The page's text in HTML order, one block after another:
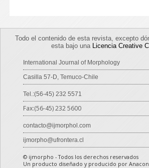
Todo el contenido de esta revista, excepto
esta bajo una Licencia Creative
International Journal of Morphology
Casilla 57-D, Temuco-Chile
Tel.:(56-45) 232 5571
Fax:(56-45) 232 5600
contacto@ijmorphol.com
ijmorpho@ufrontera.cl
© ijmorpho - Todos los derechos reservados
Un producto diseñado y producido por